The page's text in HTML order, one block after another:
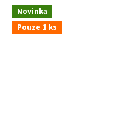
Novinka
Pouze 1 ks